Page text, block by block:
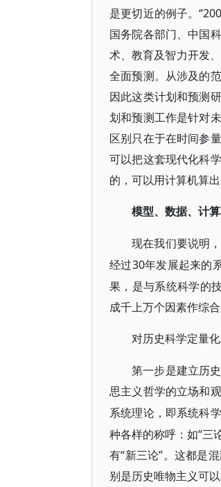
是更切近的例子。
国务院各部门、中国
术、教育及智力开发
全面预测。从涉及的
因此这类计划和预测
划和预测工作是针对
区别只在于在时间参
可以把这套现代化科
的，可以用计算机算出
模型、数据、计
现在我们要说明
经过30年发展起来的
果，是与系统科学的
成千上万个因素作综
对历史科学定量
第一步是建立历
思主义哲学的立场和
系统理论，即系统科
种各样的称呼：如“三
有“新三论”。这都是
别是历史唯物主义可